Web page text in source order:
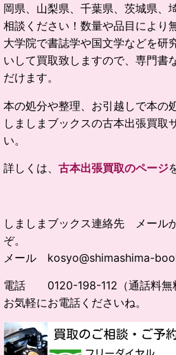
岡県、山梨県、千葉県、茨城県、
相談ください！数量や品目により
大学院で書誌学や国文学などを研
いして買取致しますので、専門書
だけます。
本の処分や整理、お引越しで本の
しましまブックスの古本出張買取
い。
詳しくは、 古本出張買取のページ
しましまブックス連絡先 メール
ぞ。
メール kosyo@shimashima-
電話 0120-198-112（通話料無
お気軽にお電話くださいね。